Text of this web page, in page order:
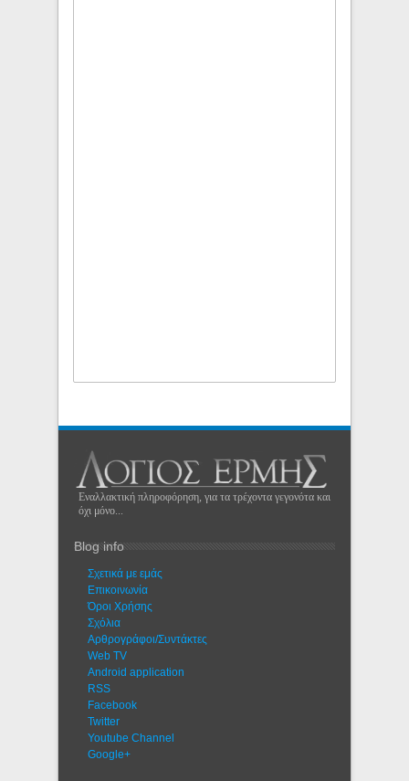
Εναλλακτική πληροφόρηση, για τα τρέχοντα γεγονότα και
όχι μόνο...
Blog info
Σχετικά με εμάς
Eπικοινωνία
Όροι Χρήσης
Σχόλια
Αρθρογράφοι/Συντάκτες
Web TV
Android application
RSS
Facebook
Twitter
Youtube Channel
Google+